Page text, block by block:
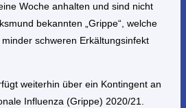
Woche anhalten und sind nicht
bekannten „Grippe“, welche
schweren Erkältungsinfekt
weiterhin über ein Kontingent an
Influenza (Grippe) 2020/21.